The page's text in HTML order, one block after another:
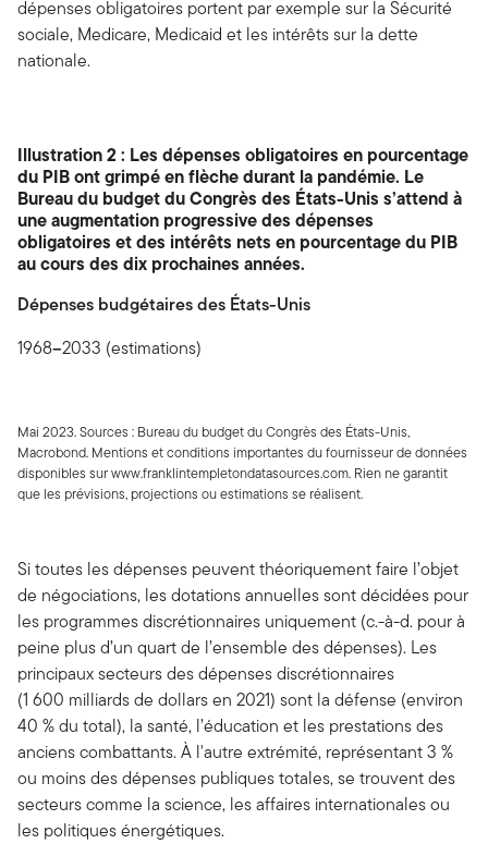
dépenses obligatoires portent par exemple sur la Sécurité
sociale, Medicare, Medicaid et les intérêts sur la dette
nationale.
Illustration 2 : Les dépenses obligatoires en pourcentage
du PIB ont grimpé en flèche durant la pandémie. Le
Bureau du budget du Congrès des États-Unis s’attend à
une augmentation progressive des dépenses
obligatoires et des intérêts nets en pourcentage du PIB
au cours des dix prochaines années.
Dépenses budgétaires des États-Unis
1968–2033 (estimations)
Mai 2023. Sources : Bureau du budget du Congrès des États-Unis,
Macrobond. Mentions et conditions importantes du fournisseur de données
disponibles sur www.franklintempletondatasources.com. Rien ne garantit
que les prévisions, projections ou estimations se réalisent.
Si toutes les dépenses peuvent théoriquement faire l’objet
de négociations, les dotations annuelles sont décidées pour
les programmes discrétionnaires uniquement (c.-à-d. pour à
peine plus d’un quart de l’ensemble des dépenses). Les
principaux secteurs des dépenses discrétionnaires
(1 600 milliards de dollars en 2021) sont la défense (environ
40 % du total), la santé, l’éducation et les prestations des
anciens combattants. À l'autre extrémité, représentant 3 %
ou moins des dépenses publiques totales, se trouvent des
secteurs comme la science, les affaires internationales ou
les politiques énergétiques.